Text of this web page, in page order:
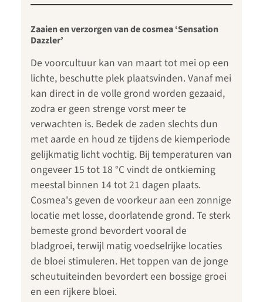
Zaaien en verzorgen van de cosmea ‘Sensation
Dazzler’
De voorcultuur kan van maart tot mei op een
lichte, beschutte plek plaatsvinden. Vanaf mei
kan direct in de volle grond worden gezaaid,
zodra er geen strenge vorst meer te
verwachten is. Bedek de zaden slechts dun
met aarde en houd ze tijdens de kiemperiode
gelijkmatig licht vochtig. Bij temperaturen van
ongeveer 15 tot 18 °C vindt de ontkieming
meestal binnen 14 tot 21 dagen plaats.
Cosmea's geven de voorkeur aan een zonnige
locatie met losse, doorlatende grond. Te sterk
bemeste grond bevordert vooral de
bladgroei, terwijl matig voedselrijke locaties
de bloei stimuleren. Het toppen van de jonge
scheutuiteinden bevordert een bossige groei
en een rijkere bloei.